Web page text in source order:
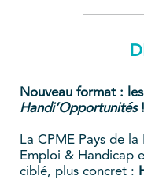
Nouveau format :
Handi’Opportunités!
La CPME Pays de
Emploi & Handicap
ciblé, plus concret :